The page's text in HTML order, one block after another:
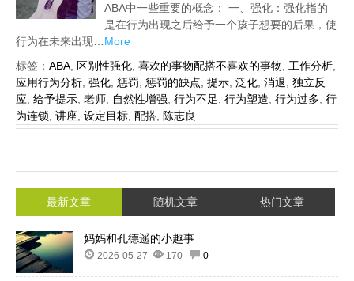
ABA中一些重要的概念： 一、强化：强化指的
是在行为出现之后给予一个孩子想要的后果，使
行为在未来出现… More
标签： ABA 区别性强化 喜欢的事物配搭不喜欢的事物 工作分析
应用行为分析 强化 惩罚 惩罚的缺点 提示 泛化 消退 独立反
应 给予提示 老师 自然性增强 行为不足 行为塑造 行为过多 行
为连锁 讲座 设定目标 配搭 陈志良
最新文章 随机文章 热门文章
妈妈和孔德遥的小趣事
2026-05-27 170 0